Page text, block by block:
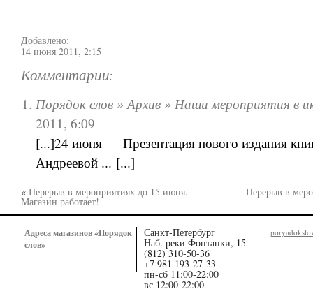
Добавлено:
14 июня 2011, 2:15
Комментарии:
Порядок слов » Архив » Наши мероприятия в
2011, 6:09
[...]24 июня — Презентация нового издания
Андреевой ... [...]
« Перерыв в мероприятиях до 15 июня.
Магазин работает!
Перерыв в
Адреса магазинов «Порядок
слов»
Санкт-Петербург
Наб. реки Фонтанки, 15
(812) 310-50-36
+7 981 193-27-33
пн-сб 11:00-22:00
вс 12:00-22:00